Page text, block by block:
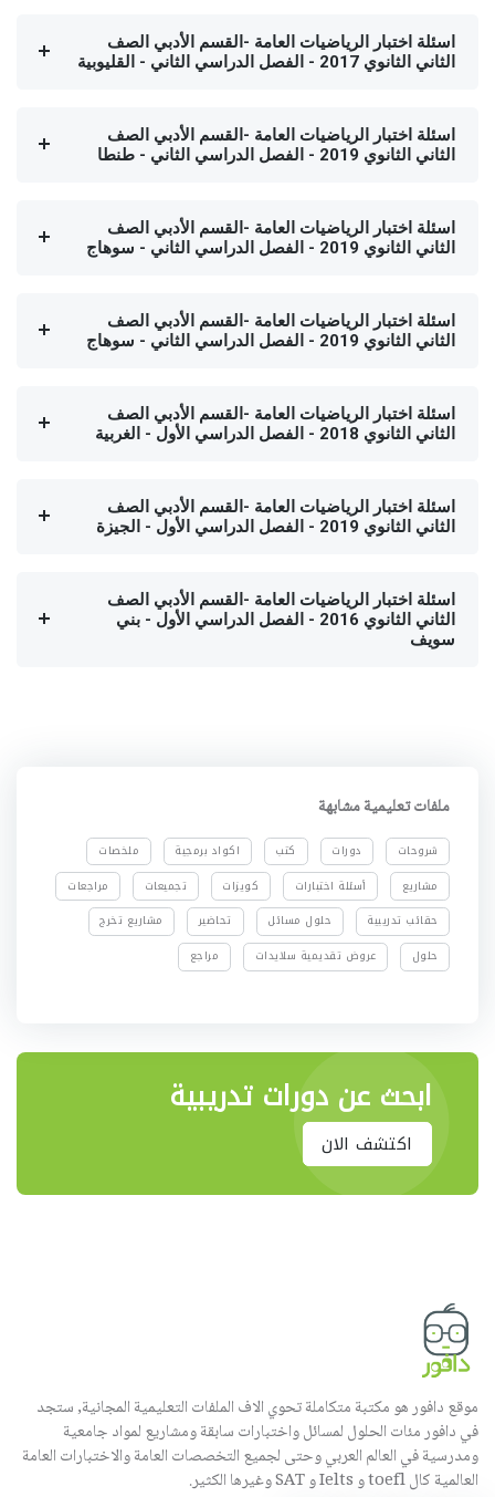
اسئلة اختبار الرياضيات العامة -القسم الأدبي الصف
الثاني الثانوي 2017 - الفصل الدراسي الثاني - القليوبية
اسئلة اختبار الرياضيات العامة -القسم الأدبي الصف
الثاني الثانوي 2019 - الفصل الدراسي الثاني - طنطا
اسئلة اختبار الرياضيات العامة -القسم الأدبي الصف
الثاني الثانوي 2019 - الفصل الدراسي الثاني - سوهاج
اسئلة اختبار الرياضيات العامة -القسم الأدبي الصف
الثاني الثانوي 2019 - الفصل الدراسي الثاني - سوهاج
اسئلة اختبار الرياضيات العامة -القسم الأدبي الصف
الثاني الثانوي 2018 - الفصل الدراسي الأول - الغربية
اسئلة اختبار الرياضيات العامة -القسم الأدبي الصف
الثاني الثانوي 2019 - الفصل الدراسي الأول - الجيزة
اسئلة اختبار الرياضيات العامة -القسم الأدبي الصف
الثاني الثانوي 2016 - الفصل الدراسي الأول - بني
سويف
ملفات تعليمية مشابهة
شروحات دورات كتب اكواد برمجية
ملخصات
مشاريع
أسئلة اختبارات كويزات تجميعات
مراجعات
حقائب تدريبية
حلول مسائل تحاضير
مشاريع تخرج
حلول
عروض تقديمية سلايدات مراجع
ابحث عن دورات تدريبية
اكتشف الان
موقع دافور هو مكتبة متكاملة تحوي الاف الملفات التعليمية المجانية, ستجد
في دافور مئات الحلول لمسائل واختبارات سابقة ومشاريع لمواد جامعية
ومدرسية في العالم العربي وحتى لجميع التخصصات العامة والاختبارات العامة
العالمية كال toefl و Ielts و SAT وغيرها الكثير.